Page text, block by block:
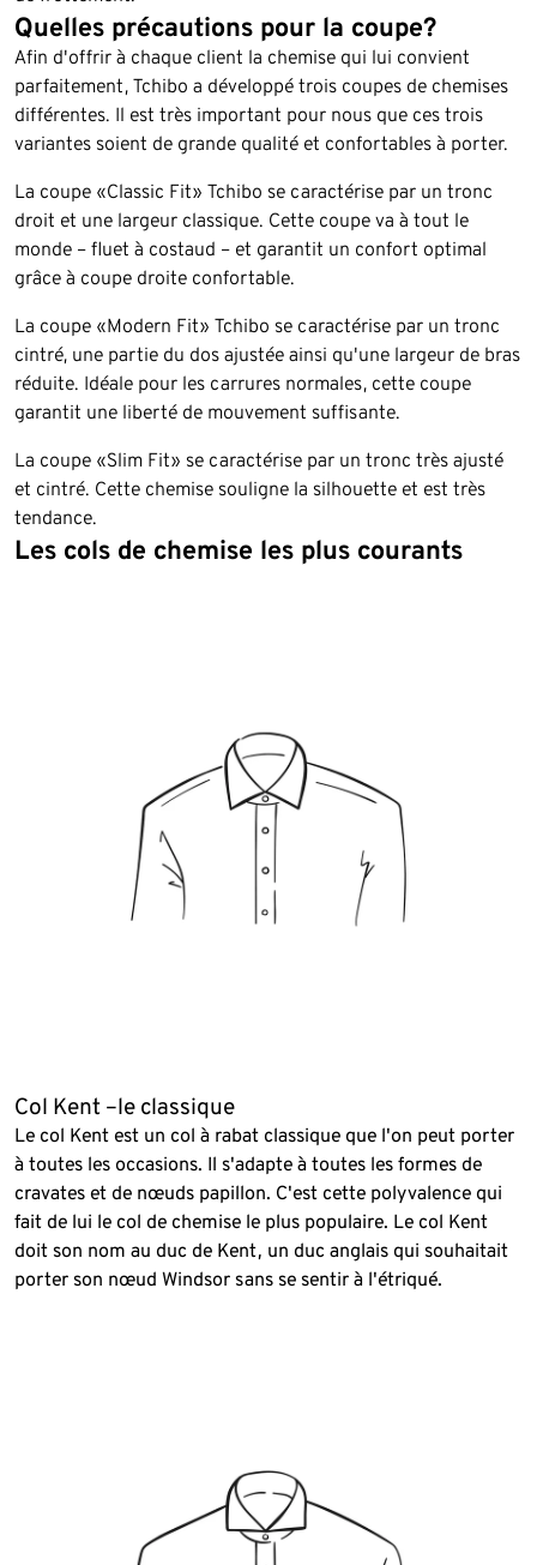
Quelles précautions pour la coupe?
Afin d'offrir à chaque client la chemise qui lui convient
parfaitement, Tchibo a développé trois coupes de chemises
différentes. Il est très important pour nous que ces trois
variantes soient de grande qualité et confortables à porter.
La coupe «Classic Fit» Tchibo se caractérise par un tronc
droit et une largeur classique. Cette coupe va à tout le
monde – fluet à costaud – et garantit un confort optimal
grâce à coupe droite confortable.
La coupe «Modern Fit» Tchibo se caractérise par un tronc
cintré, une partie du dos ajustée ainsi qu'une largeur de bras
réduite. Idéale pour les carrures normales, cette coupe
garantit une liberté de mouvement suffisante.
La coupe «Slim Fit» se caractérise par un tronc très ajusté
et cintré. Cette chemise souligne la silhouette et est très
tendance.
Les cols de chemise les plus courants
Col Kent –le classique
Le col Kent est un col à rabat classique que l'on peut porter
à toutes les occasions. Il s'adapte à toutes les formes de
cravates et de nœuds papillon. C'est cette polyvalence qui
fait de lui le col de chemise le plus populaire. Le col Kent
doit son nom au duc de Kent, un duc anglais qui souhaitait
porter son nœud Windsor sans se sentir à l'étriqué.